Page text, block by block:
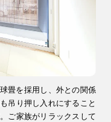
畳を採用し、外との関係
吊り押し入れにすること
ご家族がリラックスして